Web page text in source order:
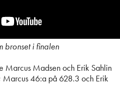
bronset i finalen
Marcus Madsen och Erik Sahlin
Marcus 46:a på 628.3 och Erik